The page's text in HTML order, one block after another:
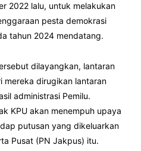
2022 lalu, untuk melakukan
pesta demokrasi
tahun 2024 mendatang.
dilayangkan, lantaran
mereka dirugikan lantaran
administrasi Pemilu.
KPU akan menempuh upaya
putusan yang dikeluarkan
Pusat (PN Jakpus) itu.